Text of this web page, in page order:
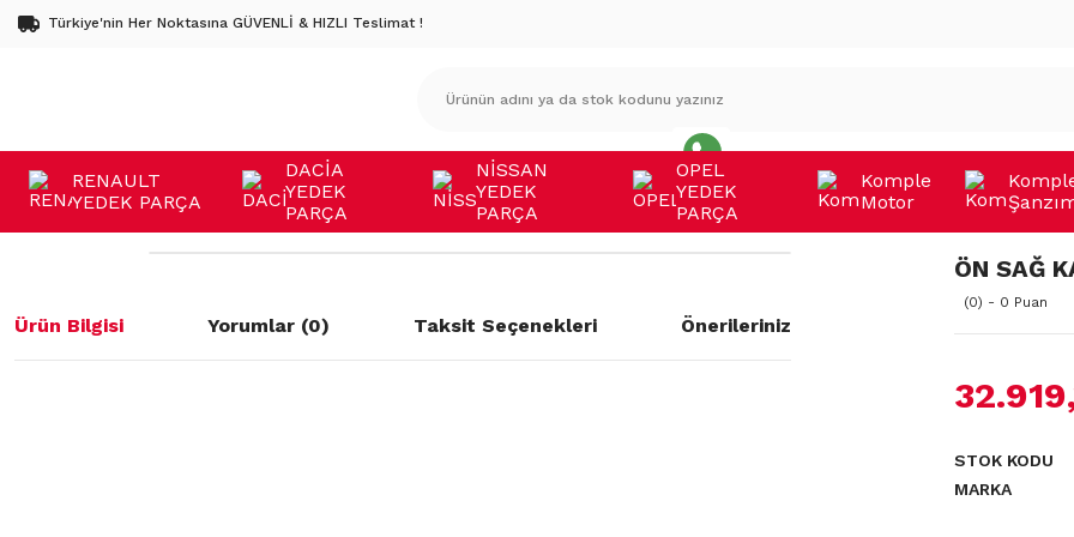
Türkiye'nin Her Noktasına GÜVENLİ & HIZLI Teslimat !
RENAULT
YEDEK PARÇA
DACİA
YEDEK
PARÇA
NİSSAN
YEDEK
PARÇA
OPEL
YEDEK
PARÇA
Komple
Motor
Ürün Bilgisi Yorumlar (0) Taksit Seçenekleri Önerileriniz
ÖN SAĞ
(0) - 0 Puan
STOK KODU
MARKA